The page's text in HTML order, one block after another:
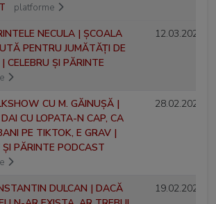
platforme
NECULA | ȘCOALA
PENTRU JUMĂTĂȚI DE
CELEBRU ȘI PĂRINTE
12.03.2026
CU M. GĂINUȘĂ |
CU LOPATA-N CAP, CA
PE TIKTOK, E GRAV |
ȘI PĂRINTE PODCAST
28.02.2026
DULCAN | DACĂ
19.02.2026